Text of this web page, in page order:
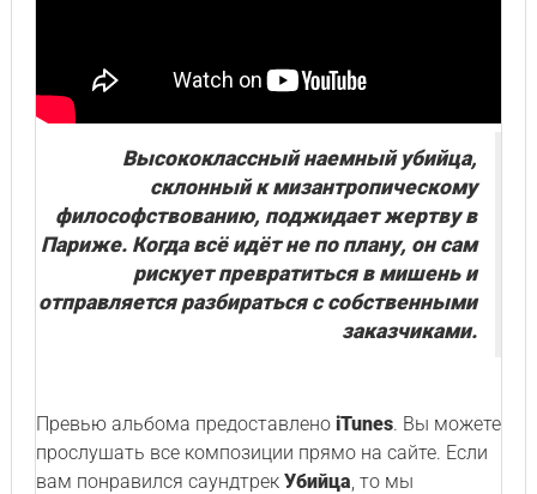
Высококлассный наемный убийца,
склонный к мизантропическому
философствованию, поджидает жертву в
Париже. Когда всё идёт не по плану, он сам
рискует превратиться в мишень и
отправляется разбираться с собственными
заказчиками.
Превью альбома предоставлено iTunes. Вы можете
прослушать все композиции прямо на сайте. Если
вам понравился саундтрек Убийца, то мы